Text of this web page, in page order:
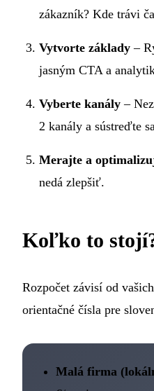
zákazník? Kde trávi
Vytvorte základy –
jasným CTA a
Vyberte kanály –
2 kanály a sústreďte
Merajte a
nedá zlepšiť.
Koľko to
Rozpočet závisí od
orientačné čísla pre
Malá firma